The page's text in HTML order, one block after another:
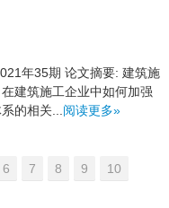
年35期 论文摘要: 建筑施
建筑施工企业中如何加强
的相关...阅读更多»
6 7 8 9 10